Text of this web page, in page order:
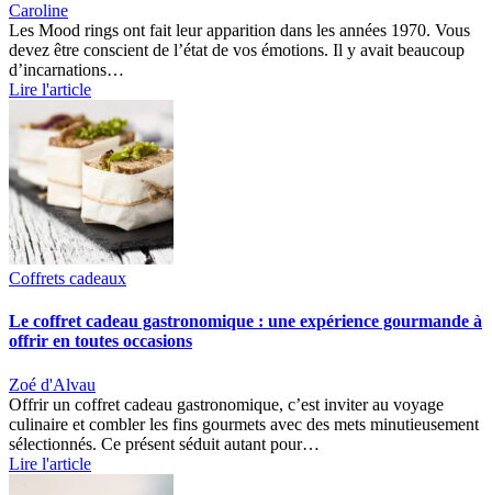
Caroline
Les Mood rings ont fait leur apparition dans les années 1970. Vous
devez être conscient de l’état de vos émotions. Il y avait beaucoup
d’incarnations…
Lire l'article
Coffrets cadeaux
Le coffret cadeau gastronomique : une expérience gourmande à
offrir en toutes occasions
Zoé d'Alvau
Offrir un coffret cadeau gastronomique, c’est inviter au voyage
culinaire et combler les fins gourmets avec des mets minutieusement
sélectionnés. Ce présent séduit autant pour…
Lire l'article